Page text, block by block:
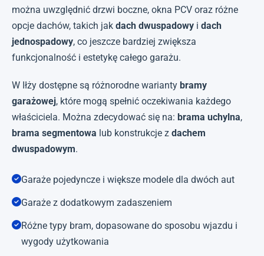
można uwzględnić drzwi boczne, okna PCV oraz różne
opcje dachów, takich jak dach dwuspadowy i dach
jednospadowy, co jeszcze bardziej zwiększa
funkcjonalność i estetykę całego garażu.
W Iłży dostępne są różnorodne warianty bramy
garażowej, które mogą spełnić oczekiwania każdego
właściciela. Można zdecydować się na: brama uchylna,
brama segmentowa lub konstrukcje z dachem
dwuspadowym.
Garaże pojedyncze i większe modele dla dwóch aut
Garaże z dodatkowym zadaszeniem
Różne typy bram, dopasowane do sposobu wjazdu i
wygody użytkowania